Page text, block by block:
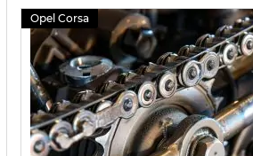
Opel Corsa